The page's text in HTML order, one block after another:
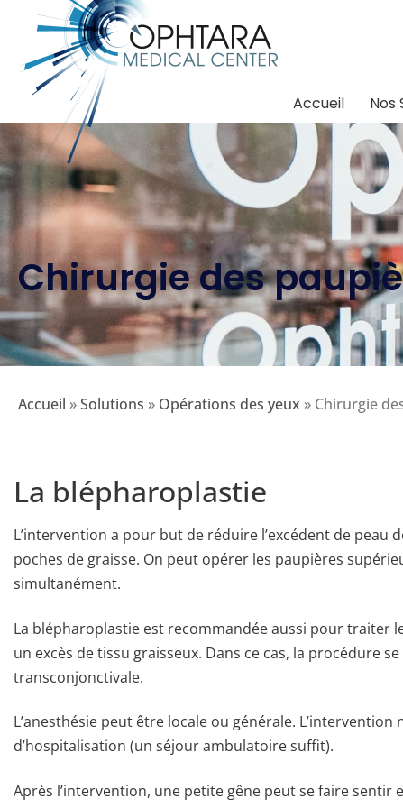
Accueil Nos
Chirurgie des
Accueil »Solutions » Opérations des yeux » Chirurgie
La blépharoplastie
L’intervention a pour but de réduire l’excédent de peau
poches de graisse. On peut opérer les paupières
simultanément.
La blépharoplastie est recommandée aussi pour traiter
un excès de tissu graisseux. Dans ce cas, la procédure
transconjonctivale.
L’anesthésie peut être locale ou générale.
d’hospitalisation (un séjour ambulatoire suffit).
Après l’intervention, une petite gêne peut se faire sentir